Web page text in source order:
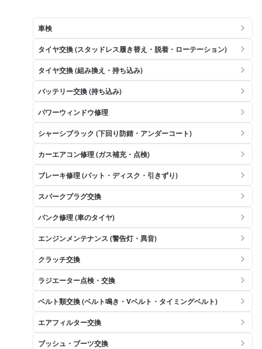
車検
タイヤ交換 (スタッドレス履き替え・脱着・ローテーション)
タイヤ交換 (組み換え・持ち込み)
バッテリー交換 (持ち込み)
パワーウィンドウ修理
シャーシブラック (下回り防錆・アンダーコート)
カーエアコン修理 (ガス補充・点検)
ブレーキ修理 (パット・ディスク・引きずり)
スパークプラグ交換
パンク修理 (車のタイヤ)
エンジンメンテナンス (警告灯・異音)
クラッチ交換
ラジエーター点検・交換
ベルト類交換 (ベルト鳴き・Vベルト・タイミングベルト)
エアフィルター交換
ブッシュ・ブーツ交換